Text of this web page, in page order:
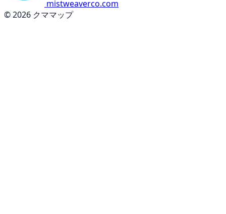
mistweaverco.com
© 2026 クママップ